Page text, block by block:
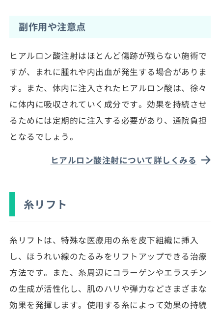
副作用や注意点
ヒアルロン酸注射はほとんど傷跡が残らない施術で
すが、まれに腫れや内出血が発生する場合がありま
す。また、体内に注入されたヒアルロン酸は、徐々
に体内に吸収されていく成分です。効果を持続させ
るためには定期的に注入する必要があり、通院負担
となるでしょう。
ヒアルロン酸注射について詳しくみる
糸リフト
糸リフトは、特殊な医療用の糸を皮下組織に挿入
し、ほうれい線のたるみをリフトアップできる治療
方法です。また、糸周辺にコラーゲンやエラスチン
の生成が活性化し、肌のハリや弾力などさまざまな
効果を発揮します。使用する糸によって効果の持続